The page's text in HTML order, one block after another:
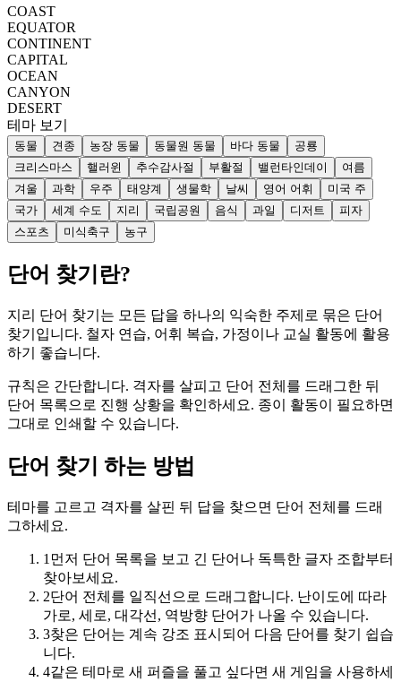
COAST
EQUATOR
CONTINENT
CAPITAL
OCEAN
CANYON
DESERT
테마 보기
동물 견종 농장 동물 동물원 동물 바다 동물
공룡
크리스마스
핼러윈 추수감사절 부활절 밸런타인데이
여름
겨울
과학 우주 태양계 생물학 날씨 영어 어휘
미국 주
국가
세계 수도 지리 국립공원 음식 과일 디저트
피자
스포츠
미식축구 농구
단어 찾기란?
지리 단어 찾기는 모든 답을 하나의 익숙한 주제로 묶은 단어
찾기입니다. 철자 연습, 어휘 복습, 가정이나 교실 활동에 활용
하기 좋습니다.
규칙은 간단합니다. 격자를 살피고 단어 전체를 드래그한 뒤
단어 목록으로 진행 상황을 확인하세요. 종이 활동이 필요하면
그대로 인쇄할 수 있습니다.
단어 찾기 하는 방법
테마를 고르고 격자를 살핀 뒤 답을 찾으면 단어 전체를 드래
그하세요.
1 먼저 단어 목록을 보고 긴 단어나 독특한 글자 조합부터
찾아보세요.
2단어 전체를 일직선으로 드래그합니다. 난이도에 따라
가로, 세로, 대각선, 역방향 단어가 나올 수 있습니다.
3찾은 단어는 계속 강조 표시되어 다음 단어를 찾기 쉽습
니다.
4같은 테마로 새 퍼즐을 풀고 싶다면 새 게임을 사용하세